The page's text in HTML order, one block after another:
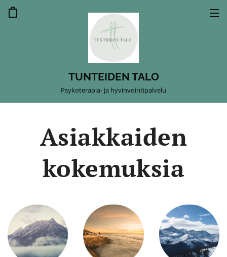
TUNTEIDEN TALO
Psykoterapia- ja hyvinvointipalvelu
Asiakkaiden
kokemuksia